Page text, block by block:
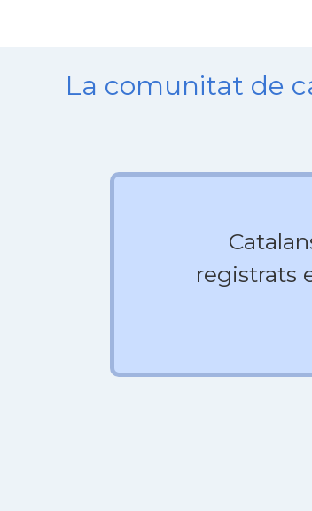
La comunitat de
registrats